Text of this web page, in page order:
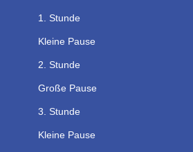
1. Stunde
Kleine Pause
2. Stunde
Große Pause
3. Stunde
Kleine Pause